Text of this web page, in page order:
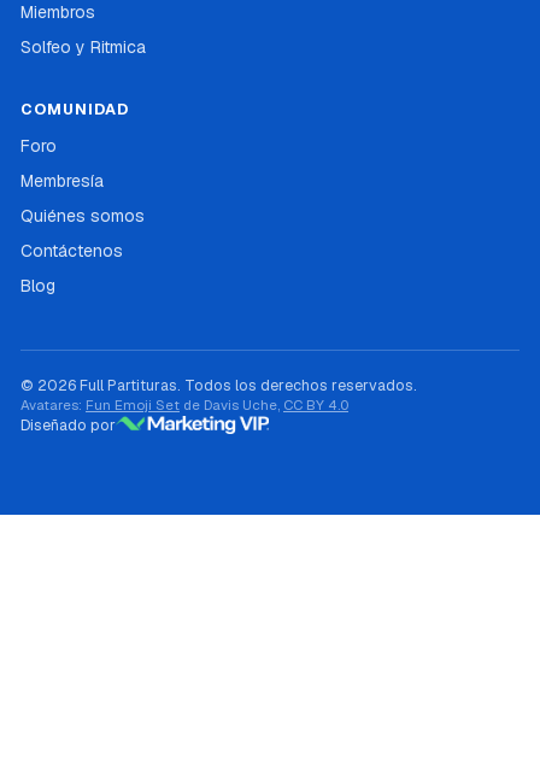
Miembros
Solfeo y Ritmica
COMUNIDAD
Foro
Membresía
Quiénes somos
Contáctenos
Blog
© 2026 Full Partituras. Todos los derechos reservados.
Avatares: Fun Emoji Set de Davis Uche, CC BY 4.0
Diseñado por